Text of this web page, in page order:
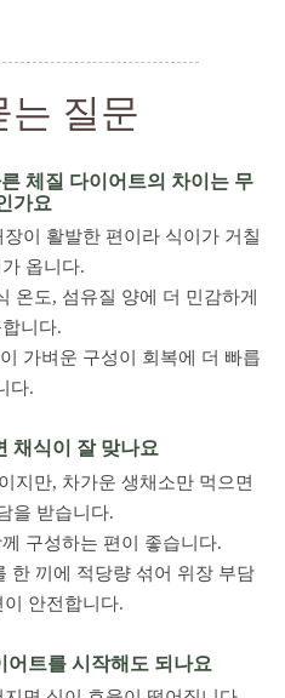
는 질문
체질 다이어트의 차이는 무
가요
이 활발한 편이라 식이가 거칠
옵니다.
온도, 섬유질 양에 더 민감하게
니다.
가벼운 구성이 회복에 더 빠릅
다.
채식이 잘 맞나요
지만, 차가운 생채소만 먹으면
을 받습니다.
구성하는 편이 좋습니다.
한 끼에 적당량 섞어 위장 부담
안전합니다.
어트를 시작해도 되나요